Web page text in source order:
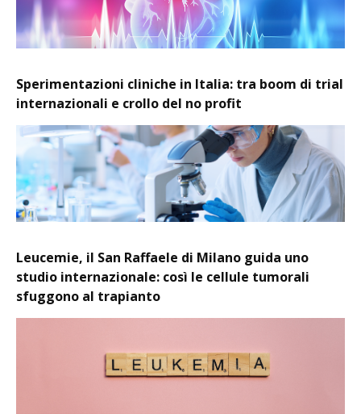
Sperimentazioni cliniche in Italia: tra boom di trial
internazionali e crollo del no profit
Leucemie, il San Raffaele di Milano guida uno
studio internazionale: così le cellule tumorali
sfuggono al trapianto